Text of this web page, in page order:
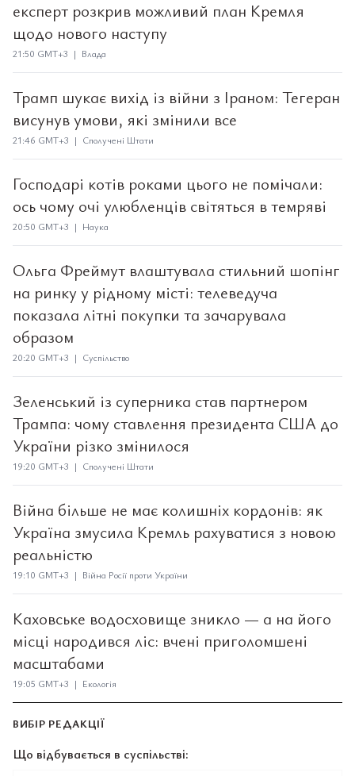
експерт розкрив можливий план Кремля
щодо нового наступу
21:50 GMT+3 | Влада
Трамп шукає вихід із війни з Іраном: Тегеран
висунув умови, які змінили все
21:46 GMT+3 | Сполучені Штати
Господарі котів роками цього не помічали:
ось чому очі улюбленців світяться в темряві
20:50 GMT+3 | Наука
Ольга Фреймут влаштувала стильний шопінг
на ринку у рідному місті: телеведуча
показала літні покупки та зачарувала
образом
20:20 GMT+3 | Суспільство
Зеленський із суперника став партнером
Трампа: чому ставлення президента США до
України різко змінилося
19:20 GMT+3 | Сполучені Штати
Війна більше не має колишніх кордонів: як
Україна змусила Кремль рахуватися з новою
реальністю
19:10 GMT+3 | Війна Росії проти України
Каховське водосховище зникло — а на його
місці народився ліс: вчені приголомшені
масштабами
19:05 GMT+3 | Екологія
ВИБІР РЕДАКЦІЇ
Що відбувається в суспільстві: